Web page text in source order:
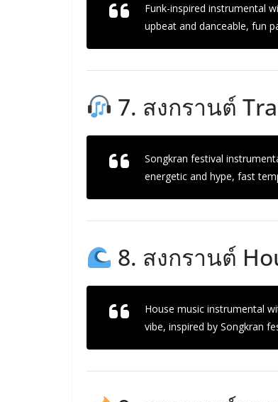
Funk-inspired instrumental
upbeat and danceable, fun
7. สงกรานต์
Songkran festival
energetic and hype, fast
8. สงกรานต์
House music instrumental
vibe, inspired by Songkran